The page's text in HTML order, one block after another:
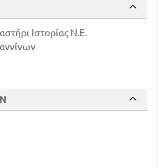
Ιστορίας Ν.Ε.